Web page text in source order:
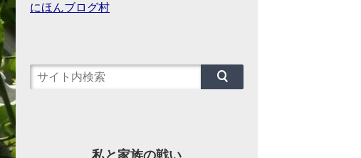
にほんブログ村
私と家族の戦い